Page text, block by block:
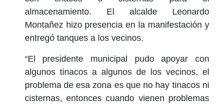
almacenamiento. El alcalde Leonardo
Montañez hizo presencia en la manifestación y
entregó tanques a los vecinos.
“El presidente municipal pudo apoyar con
algunos tinacos a algunos de los vecinos, el
problema de esa zona es que no hay tinacos ni
cisternas, entonces cuando vienen problemas